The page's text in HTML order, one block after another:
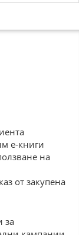
е-книги
на
от закупена
за